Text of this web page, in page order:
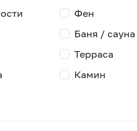
Фен
Баня / сауна
Терраса
Камин